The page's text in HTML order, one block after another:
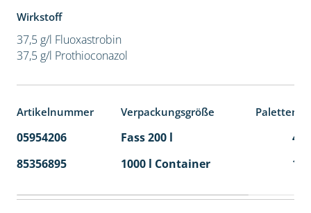
Wirkstoff
37,5 g/l Fluoxastrobin
37,5 g/l Prothioconazol
Artikelnummer Verpackungsgröße
05954206 Fass 200 l
4
85356895
1000 l Container 1